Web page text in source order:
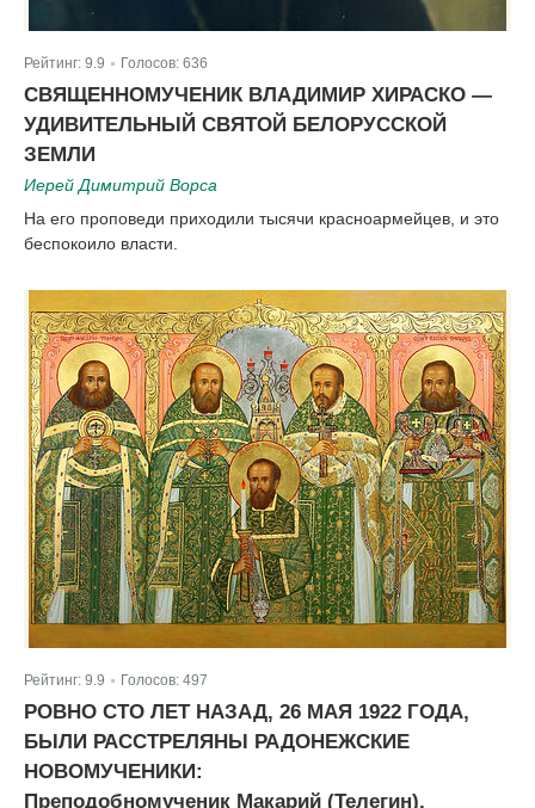
Рейтинг: 9.9 Голосов: 636
СВЯЩЕННОМУЧЕНИК ВЛАДИМИР ХИРАСКО —
УДИВИТЕЛЬНЫЙ СВЯТОЙ БЕЛОРУССКОЙ
ЗЕМЛИ
Иерей Димитрий Ворса
На его проповеди приходили тысячи красноармейцев, и это
беспокоило власти.
Рейтинг: 9.9 Голосов: 497
РОВНО СТО ЛЕТ НАЗАД, 26 МАЯ 1922 ГОДА,
БЫЛИ РАССТРЕЛЯНЫ РАДОНЕЖСКИЕ
НОВОМУЧЕНИКИ:
Преподобномученик Макарий (Телегин),